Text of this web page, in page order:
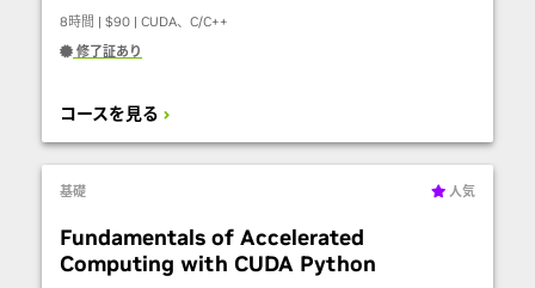
8時間 | $90 | CUDA、C/C++
修了証あり
コースを見る
基礎 人気
Fundamentals of Accelerated
Computing with CUDA Python